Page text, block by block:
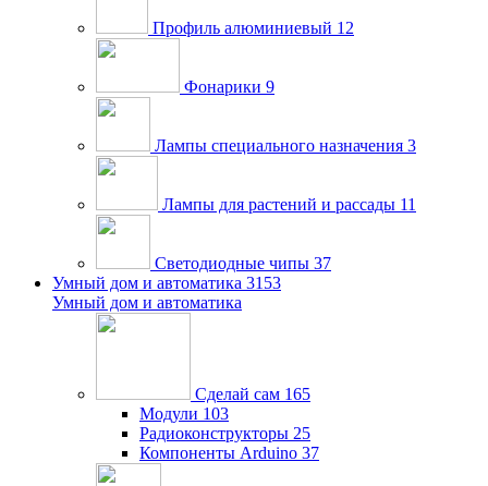
Профиль алюминиевый 12
Фонарики 9
Лампы специального назначения 3
Лампы для растений и рассады 11
Светодиодные чипы 37
Умный дом и автоматика 3153
Умный дом и автоматика
Сделай сам 165
Модули 103
Радиоконструкторы 25
Компоненты Arduino 37